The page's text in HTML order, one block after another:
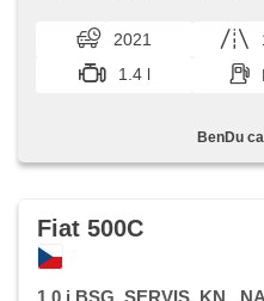
Parkassistent, Lichtsensor,
Lenkrad einstellbar,
Apple CarPlay, Bluetooth,
Wegfahrsperre, GPS
Scheinwerferwaschanlagen,
Autoradio,
2021
1.4 l
BenDu
Fiat 500C
1,0 i BSG, SERVIS. KN.,